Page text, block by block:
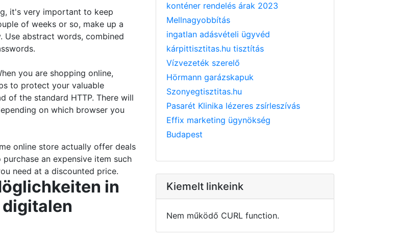
it's very important to keep
of weeks or so, make up a
Use abstract words, combined
you are shopping online,
to protect your valuable
of the standard HTTP. There will
on which browser you
online store actually offer deals
an expensive item such
need at a discounted price.
in
digitalen
konténer rendelés árak 2023
Mellnagyobbítás
ingatlan adásvételi ügyvéd
kárpittisztitas.hu tisztítás
Vízvezeték szerelő
Hörmann garázskapuk
Szonyegtisztitas.hu
Pasarét Klinika lézeres zsírleszívás
Effix marketing ügynökség
Budapest
Kiemelt linkeink
Nem működő CURL function.